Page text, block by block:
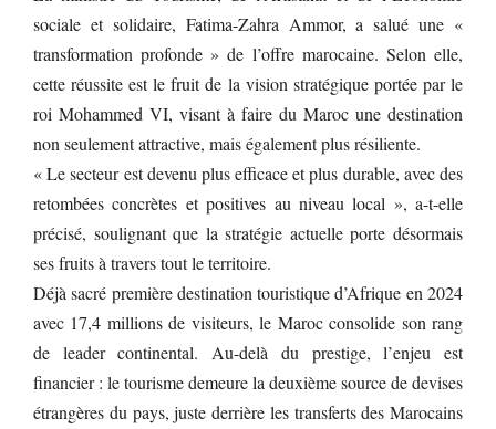
sociale et solidaire, Fatima-Zahra Ammor, a salué une «
transformation profonde » de l’offre marocaine. Selon elle,
cette réussite est le fruit de la vision stratégique portée par le
roi Mohammed VI, visant à faire du Maroc une destination
non seulement attractive, mais également plus résiliente.
« Le secteur est devenu plus efficace et plus durable, avec des
retombées concrètes et positives au niveau local », a-t-elle
précisé, soulignant que la stratégie actuelle porte désormais
ses fruits à travers tout le territoire.
Déjà sacré première destination touristique d’Afrique en 2024
avec 17,4 millions de visiteurs, le Maroc consolide son rang
de leader continental. Au-delà du prestige, l’enjeu est
financier : le tourisme demeure la deuxième source de devises
étrangères du pays, juste derrière les transferts des Marocains